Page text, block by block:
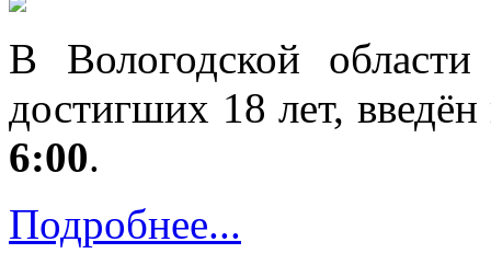
В Вологодской
достигших 18 лет, введён
6:00.
Подробнее...